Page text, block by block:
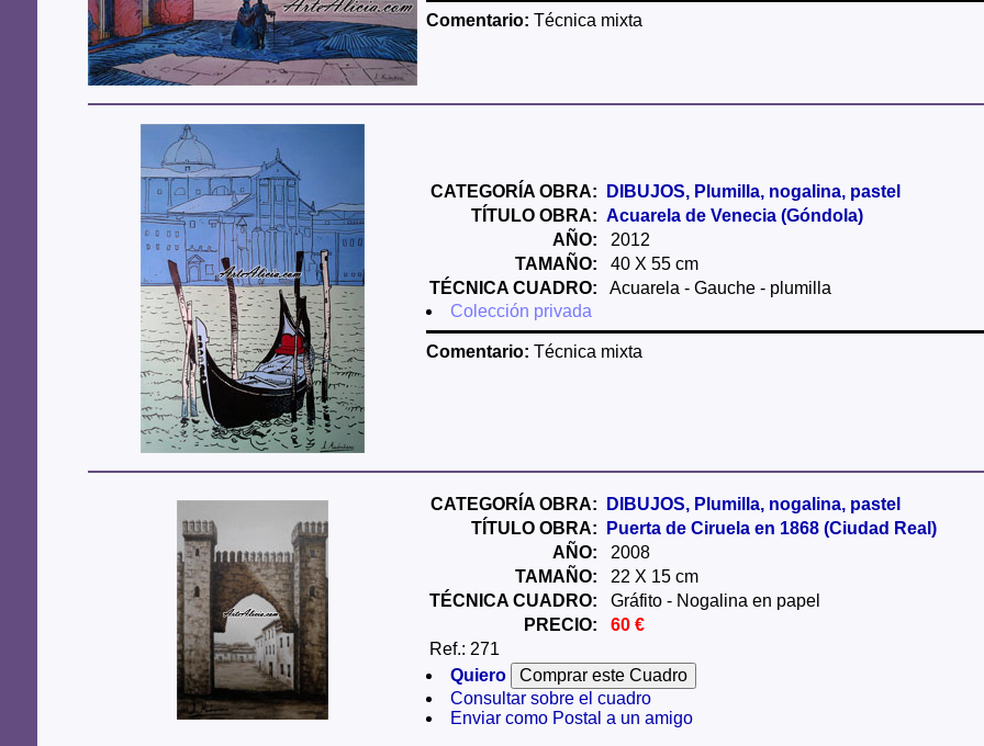
Comentario: Técnica mixta
CATEGORÍA OBRA:
DIBUJOS, Plumilla, nogalina, pastel
TÍTULO OBRA: Acuarela de Venecia (Góndola)
AÑO:
2012
TAMAÑO:
40 X 55 cm
TÉCNICA CUADRO:
Acuarela - Gauche - plumilla
Colección privada
Comentario: Técnica mixta
CATEGORÍA OBRA:
DIBUJOS, Plumilla, nogalina, pastel
TÍTULO OBRA:
Puerta de Ciruela en 1868 (Ciudad Real)
AÑO:
2008
TAMAÑO:
22 X 15 cm
TÉCNICA CUADRO:
Gráfito - Nogalina en papel
PRECIO:
60 €
Ref.: 271
Quiero
Consultar sobre el cuadro
Enviar como Postal a un amigo